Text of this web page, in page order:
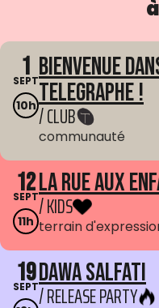
1
SEPT
10h
Bienvenue
Telegraphe !
/ CLUB
communauté
12
SEPT
11h
La Rue aux
/ KIDS
terrain
19
SEPTDawa Salfati
/ RELEASE PARTY